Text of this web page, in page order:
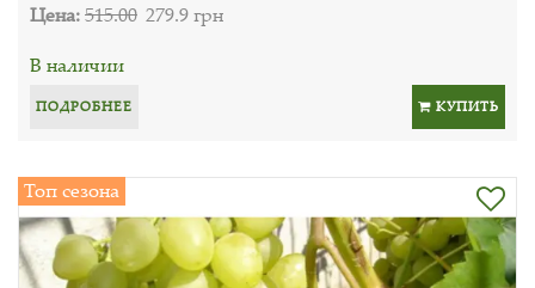
Цена:515.00 279.9 грн
В наличии
ПОДРОБНЕЕ КУПИТЬ
Топ сезона